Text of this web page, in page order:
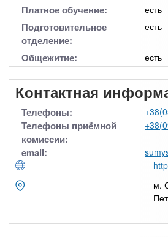
Платное обучение: есть
Подготовительное
отделение:
есть
Общежитие: есть
Контактная
Телефоны:
Телефоны приёмной
комиссии:
email:
м.